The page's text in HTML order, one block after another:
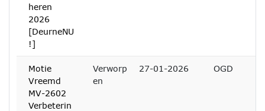
heren
2026
[DeurneNU
!]
Motie
Vreemd
MV-2602
Verbeterin
Verworp
en
27-01-2026 OGD